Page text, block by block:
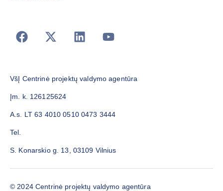
VšĮ Centrinė projektų valdymo agentūra
Įm. k. 126125624
A.s. LT 63 4010 0510 0473 3444
Tel.
S. Konarskio g. 13, 03109 Vilnius
© 2024 Centrinė projektų valdymo agentūra